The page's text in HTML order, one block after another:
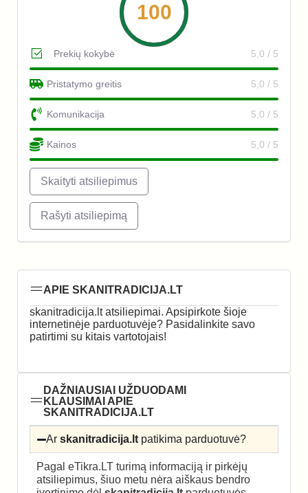
100
Prekių kokybė 5,0 / 5
Pristatymo greitis 5,0 / 5
Komunikacija 5,0 / 5
Kainos 5,0 / 5
Skaityti atsiliepimus
Rašyti atsiliepimą
APIE SKANITRADICIJA.LT
skanitradicija.lt atsiliepimai. Apsipirkote šioje
internetinėje parduotuvėje? Pasidalinkite savo
patirtimi su kitais vartotojais!
DAŽNIAUSIAI UŽDUODAMI
KLAUSIMAI APIE
SKANITRADICIJA.LT
Arskanitradicija.lt patikima parduotuvė?
Pagal eTikra.LT turimą informaciją ir pirkėjų
atsiliepimus, šiuo metu nėra aiškaus bendro